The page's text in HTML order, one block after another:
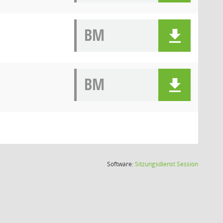
BM
BM
Software:SitzungsdienstSession(Wird in